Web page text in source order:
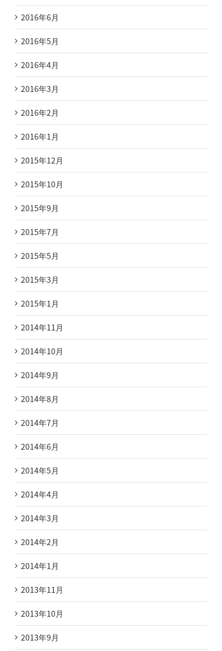
2016年6月
2016年5月
2016年4月
2016年3月
2016年2月
2016年1月
2015年12月
2015年10月
2015年9月
2015年7月
2015年5月
2015年3月
2015年1月
2014年11月
2014年10月
2014年9月
2014年8月
2014年7月
2014年6月
2014年5月
2014年4月
2014年3月
2014年2月
2014年1月
2013年11月
2013年10月
2013年9月